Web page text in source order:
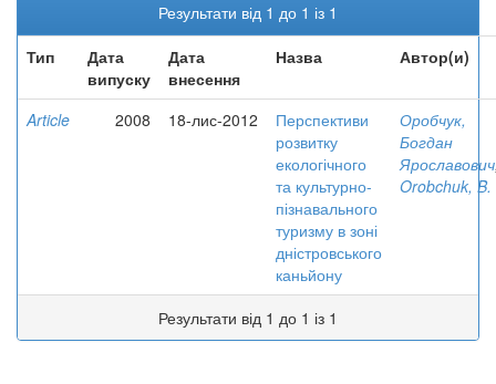
Результати від 1 до 1 із 1
Тип
Дата
випуску
Дата
внесення
Назва Автор(и)
Article 2008 18-лис-2012
Перспективи
розвитку
екологічного
та культурно-
пізнавального
туризму в зоні
дністровського
каньйону
Оробчук,
Богдан
Ярославович
Orobchuk, B.
Результати від 1 до 1 із 1